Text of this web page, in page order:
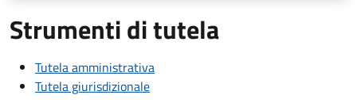
Strumenti di tutela
Tutela amministrativa
Tutela giurisdizionale